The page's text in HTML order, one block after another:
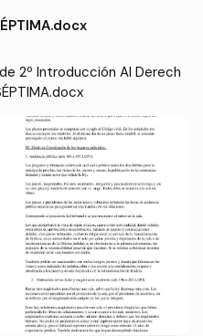
ración Pública (US)
2º Introducción Al Derech